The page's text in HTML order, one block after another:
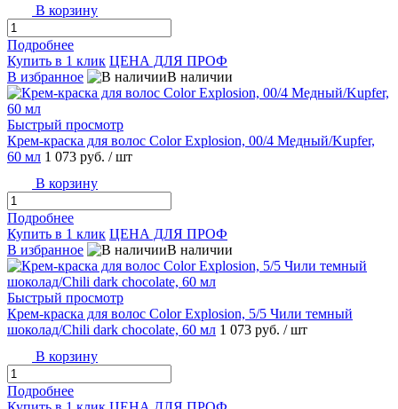
В корзину
Подробнее
Купить в 1 клик ЦЕНА ДЛЯ ПРОФ
В избранное
В наличии
Быстрый просмотр
Крем-краска для волос Color Explosion, 00/4 Медный/Kupfer,
60 мл 1 073 руб. / шт
В корзину
Подробнее
Купить в 1 клик ЦЕНА ДЛЯ ПРОФ
В избранное
В наличии
Быстрый просмотр
Крем-краска для волос Color Explosion, 5/5 Чили темный
шоколад/Chili dark chocolate, 60 мл 1 073 руб. / шт
В корзину
Подробнее